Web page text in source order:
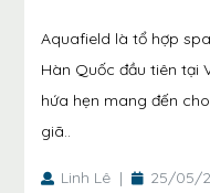
Aquafield là tổ hợp
Hàn Quốc đầu tiên tại
hứa hẹn mang đến
giã..
Linh Lê | 25/05/